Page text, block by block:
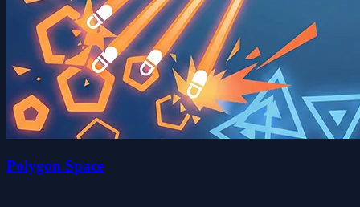
Polygon Space